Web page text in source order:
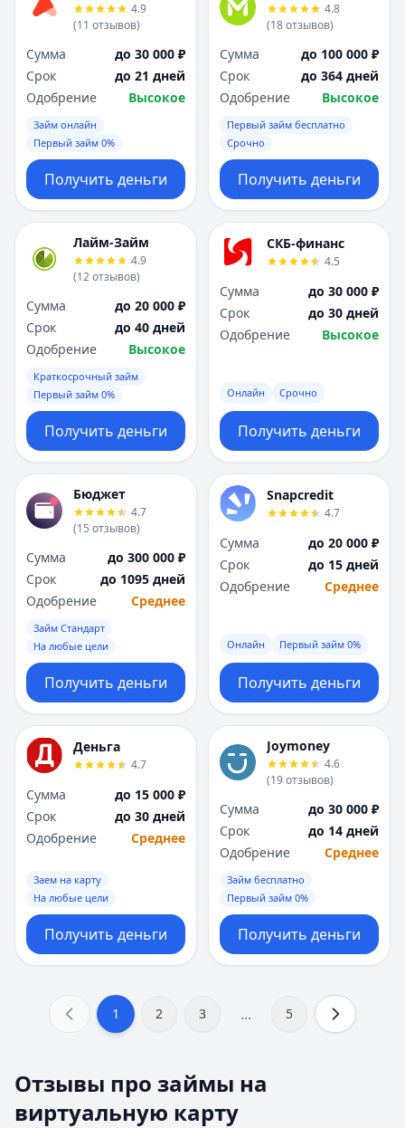
4.9
(11 отзывов)
Сумма
до 30 000 ₽
Срок
до 21 дней
Одобрение
Высокое
Займ онлайн
Первый займ 0%
Получить деньги
4.8
(18отзывов)
Сумма
до 100 000 ₽
Срок
до 364 дней
Одобрение
Высокое
Первый займ бесплатно
Срочно
Получить деньги
Лайм-Займ
4.9
(12отзывов)
Сумма
до 20 000 ₽
Срок
до 40 дней
Одобрение
Высокое
Краткосрочный займ
Первый займ 0%
Получить деньги
СКБ-финанс
4.5
Сумма
до 30 000 ₽
Срок
до 30 дней
Одобрение
Высокое
Онлайн Срочно
Получить деньги
Бюджет
4.7
(15 отзывов)
Сумма
до 300 000 ₽
Срок
до 1095 дней
Одобрение
Среднее
Займ Стандарт
На любые цели
Получить деньги
Snapcredit
4.7
Сумма
до 20 000 ₽
Срок
до 15 дней
Одобрение
Среднее
Онлайн Первый займ 0%
Получить деньги
Деньга
4.7
Сумма
до 15 000 ₽
Срок
до 30 дней
Одобрение
Среднее
Заем на карту
На любые цели
Получить деньги
Joymoney
4.6
(19отзывов)
Сумма
до 30 000 ₽
Срок
до 14 дней
Одобрение
Среднее
Займ бесплатно
Первый займ 0%
Получить деньги
1 2 3 ... 5
Всего отзывов на странице:8.
Быстро получил и доволен
Отзывы про займы на
виртуальную карту